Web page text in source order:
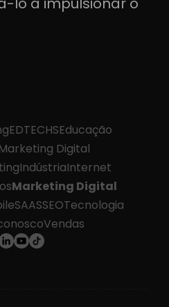
EDTECHSEducação
Digital
IndústriaInternet
Marketing Digital
SAASSEOTecnologia
Vendas